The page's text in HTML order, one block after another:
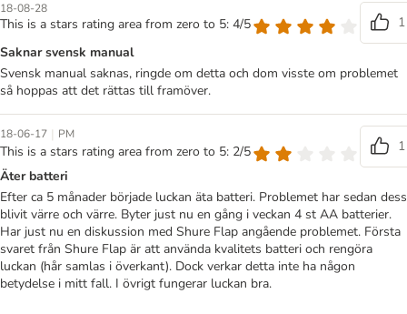
18-08-28
This is a stars rating area from zero to 5: 4/5
1
Saknar svensk manual
Svensk manual saknas, ringde om detta och dom visste om problemet
så hoppas att det rättas till framöver.
18-06-17 | PM
This is a stars rating area from zero to 5: 2/5
1
Äter batteri
Efter ca 5 månader började luckan äta batteri. Problemet har sedan dess
blivit värre och värre. Byter just nu en gång i veckan 4 st AA batterier.
Har just nu en diskussion med Shure Flap angående problemet. Första
svaret från Shure Flap är att använda kvalitets batteri och rengöra
luckan (hår samlas i överkant). Dock verkar detta inte ha någon
betydelse i mitt fall. I övrigt fungerar luckan bra.